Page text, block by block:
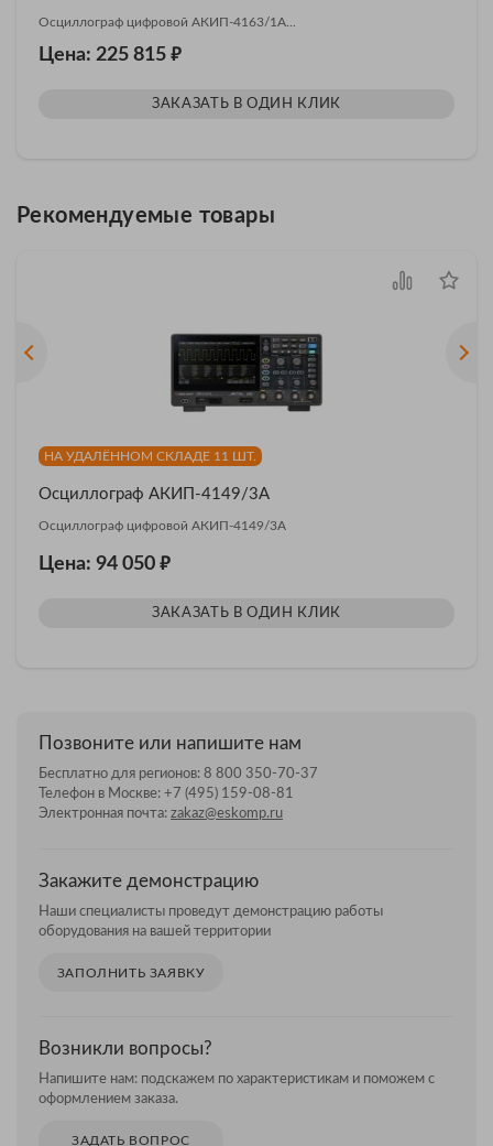
Осциллограф цифровой АКИП-4163/1А...
Цена: 225 815 ₽
ЗАКАЗАТЬ В ОДИН КЛИК
Рекомендуемые товары
НА УДАЛЁННОМ СКЛАДЕ 11 ШТ.
Осциллограф АКИП-4149/3А
Осциллограф цифровой АКИП-4149/3А
Цена: 94 050 ₽
ЗАКАЗАТЬ В ОДИН КЛИК
Позвоните или напишите нам
Бесплатно для регионов: 8 800 350-70-37
Телефон в Москве: +7 (495) 159-08-81
Электронная почта: zakaz@eskomp.ru
Закажите демонстрацию
Наши специалисты проведут демонстрацию работы
оборудования на вашей территории
ЗАПОЛНИТЬ ЗАЯВКУ
Возникли вопросы?
Напишите нам: подскажем по характеристикам и поможем с
оформлением заказа.
ЗАДАТЬ ВОПРОС